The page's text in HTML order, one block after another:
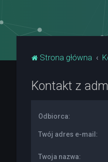
Strona główna
Kontakt z
Odbiorca:
Twój adres e-mail:
Twoja nazwa: